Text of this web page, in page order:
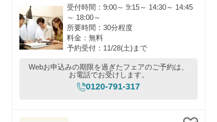
受付時間：9:00～ 9:15～ 14:30～ 14:45
～ 18:00～
所要時間：30分程度
料金：無料
予約受付：11/28(土)まで
Webお申込みの期限を過ぎたフェアのご予約は、
お電話でお受けします。
0120-791-317